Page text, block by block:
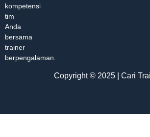
kompetensi
tim
Anda
bersama
trainer
berpengalaman.
Copyright © 2025 | Cari